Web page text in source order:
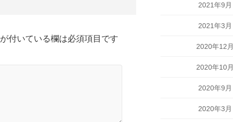
が付いている欄は必須項目です
2021年9月
2021年3月
2020年12月
2020年10月
2020年9月
2020年3月